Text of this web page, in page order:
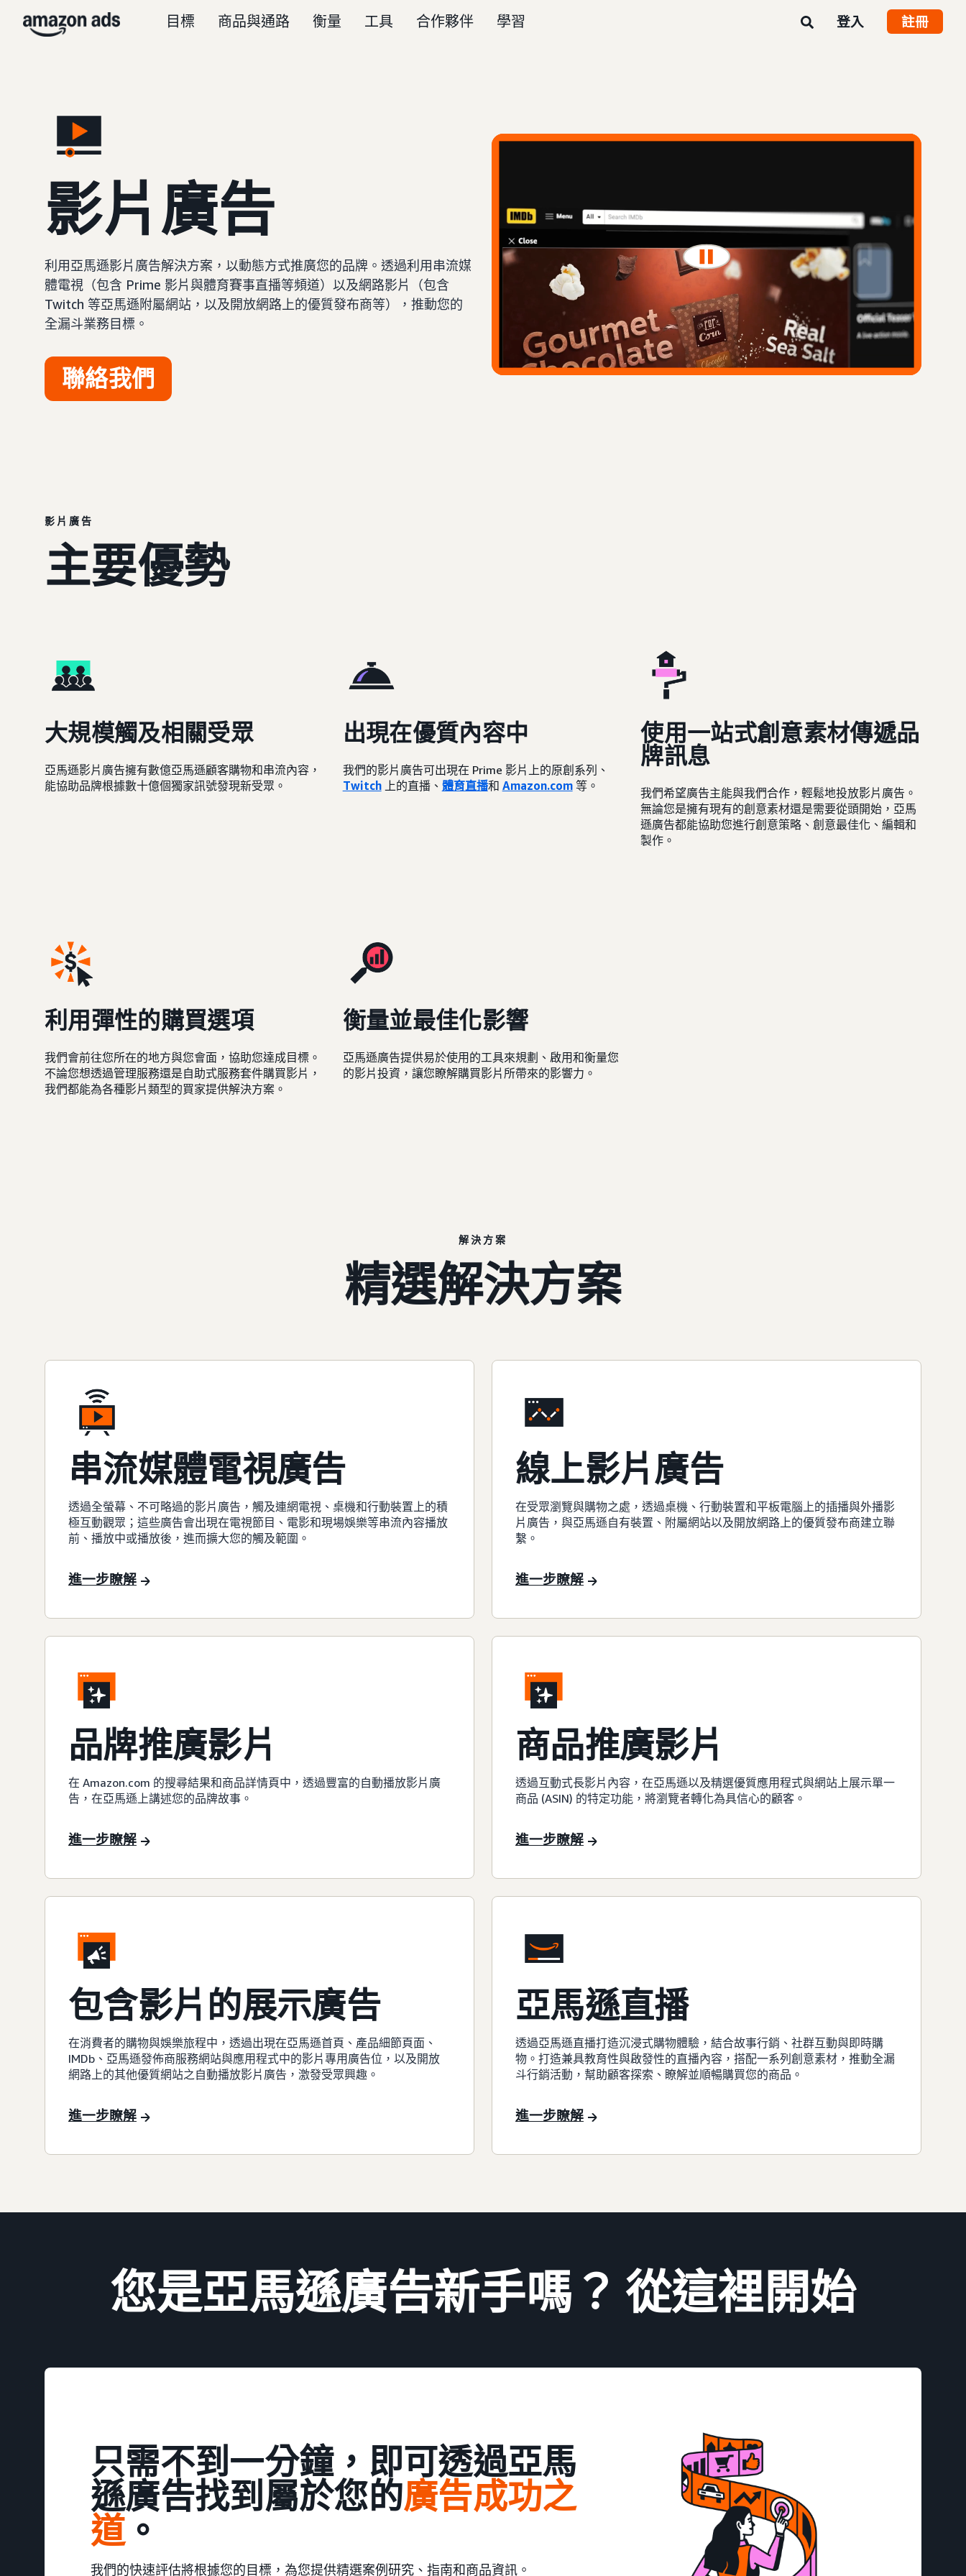
目標 商品與通路 衡量 工具 合作夥伴 學習 登入 註冊
影片廣告
利用亞馬遜影片廣告解決方案，以動態方式推廣您的品牌。透過利用串流媒
體電視（包含 Prime 影片與體育賽事直播等頻道）以及網路影片（包含
Twitch 等亞馬遜附屬網站，以及開放網路上的優質發布商等），推動您的
全漏斗業務目標。
聯絡我們
影片廣告
主要優勢
大規模觸及相關受眾
亞馬遜影片廣告擁有數億亞馬遜顧客購物和串流內容，
能協助品牌根據數十億個獨家訊號發現新受眾。
出現在優質內容中
我們的影片廣告可出現在 Prime 影片上的原創系列、
Twitch上的直播、 體育直播和 Amazon.com等。
使用一站式創意素材傳遞品
牌訊息
我們希望廣告主能與我們合作，輕鬆地投放影片廣告。
無論您是擁有現有的創意素材還是需要從頭開始，亞馬
遜廣告都能協助您進行創意策略、創意最佳化、編輯和
製作。
利用彈性的購買選項
我們會前往您所在的地方與您會面，協助您達成目標。
不論您想透過管理服務還是自助式服務套件購買影片，
我們都能為各種影片類型的買家提供解決方案。
衡量並最佳化影響
亞馬遜廣告提供易於使用的工具來規劃、啟用和衡量您
的影片投資，讓您瞭解購買影片所帶來的影響力。
解決方案
精選解決方案
串流媒體電視廣告
透過全螢幕、不可略過的影片廣告，觸及連網電視、桌機和行動裝置上的積
極互動觀眾；這些廣告會出現在電視節目、電影和現場娛樂等串流內容播放
前、播放中或播放後，進而擴大您的觸及範圍。
進一步瞭解
線上影片廣告
在受眾瀏覽與購物之處，透過桌機、行動裝置和平板電腦上的插播與外播影
片廣告，與亞馬遜自有裝置、附屬網站以及開放網路上的優質發布商建立聯
繫。
進一步瞭解
品牌推廣影片
在 Amazon.com 的搜尋結果和商品詳情頁中，透過豐富的自動播放影片廣
告，在亞馬遜上講述您的品牌故事。
進一步瞭解
商品推廣影片
透過互動式長影片內容，在亞馬遜以及精選優質應用程式與網站上展示單一
商品 (ASIN) 的特定功能，將瀏覽者轉化為具信心的顧客。
進一步瞭解
包含影片的展示廣告
在消費者的購物與娛樂旅程中，透過出現在亞馬遜首頁、產品細節頁面、
IMDb、亞馬遜發佈商服務網站與應用程式中的影片專用廣告位，以及開放
網路上的其他優質網站之自動播放影片廣告，激發受眾興趣。
進一步瞭解
亞馬遜直播
透過亞馬遜直播打造沉浸式購物體驗，結合故事行銷、社群互動與即時購
物。打造兼具教育性與啟發性的直播內容，搭配一系列創意素材，推動全漏
斗行銷活動，幫助顧客探索、瞭解並順暢購買您的商品。
進一步瞭解
您是亞馬遜廣告新手嗎？ 從這裡開始
只需不到一分鐘，即可透過亞馬
遜廣告找到屬於您的廣告成功之
道。
我們的快速評估將根據您的目標，為您提供精選案例研究、指南和商品資訊。